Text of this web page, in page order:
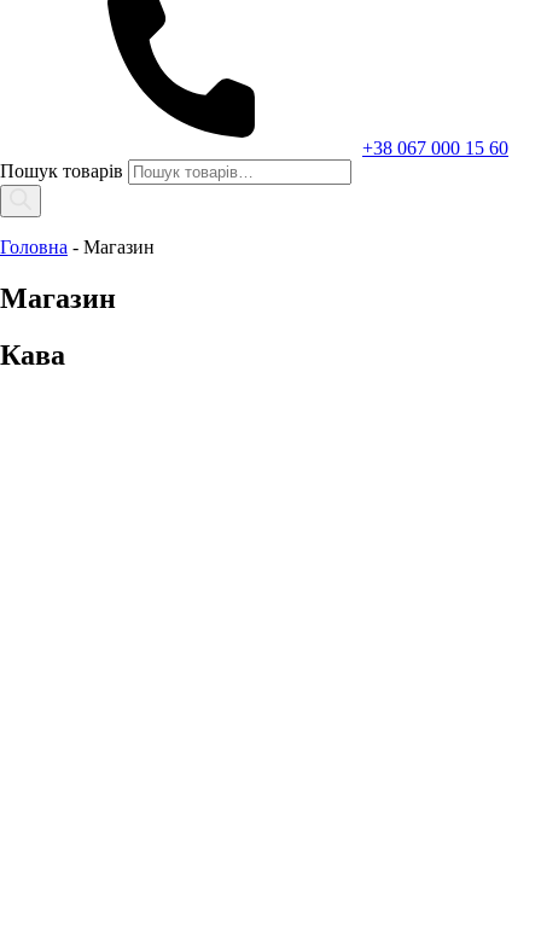
+38 067 000 15 60
Пошук товарів
Головна - Магазин
Магазин
Кава